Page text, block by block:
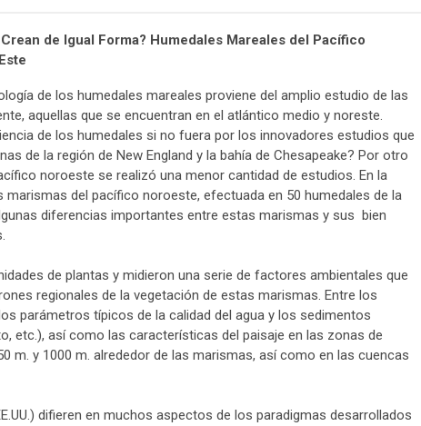
de Igual Forma? Humedales Mareales del Pacífico
de los humedales mareales proviene del amplio estudio de las
aquellas que se encuentran en el atlántico medio y noreste.
de los humedales si no fuera por los innovadores estudios que
de la región de New England y la bahía de Chesapeake? Por otro
noroeste se realizó una menor cantidad de estudios. En la
marismas del pacífico noroeste, efectuada en 50 humedales de la
diferencias importantes entre estas marismas y sus bien
de plantas y midieron una serie de factores ambientales que
regionales de la vegetación de estas marismas. Entre los
parámetros típicos de la calidad del agua y los sedimentos
etc.), así como las características del paisaje en las zonas de
m. y 1000 m. alrededor de las marismas, así como en las cuencas
difieren en muchos aspectos de los paradigmas desarrollados